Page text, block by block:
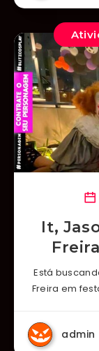
It,
Está
Freira em
admin